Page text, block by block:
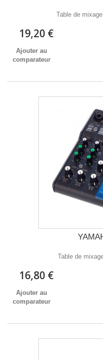
Table de
19,20 €
Ajouter au
comparateur
Table de
16,80 €
Ajouter au
comparateur